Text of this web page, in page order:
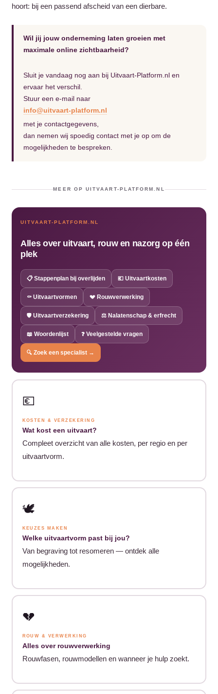
hoort: bij een passend afscheid van een dierbare.
Wil jij jouw onderneming laten groeien met
maximale online zichtbaarheid?
Sluit je vandaag nog aan bij Uitvaart-Platform.nl en
ervaar het verschil.
Stuur een e-mail naar
info@uitvaart-platform.nl
met je contactgegevens,
dan nemen wij spoedig contact met je op om de
mogelijkheden te bespreken.
MEER OP UITVAART-PLATFORM.NL
UITVAART-PLATFORM.NL
Alles over uitvaart, rouw en nazorg op één
plek
📋 Stappenplan bij overlijden 💶 Uitvaartkosten
⚰️ Uitvaartvormen 💔 Rouwverwerking
🛡️ Uitvaartverzekering ⚖️ Nalatenschap & erfrecht
📖 Woordenlijst ❓ Veelgestelde vragen
🔍 Zoek een specialist →
💶
KOSTEN & VERZEKERING
Wat kost een uitvaart?
Compleet overzicht van alle kosten, per regio en per
uitvaartvorm.
🕊️
KEUZES MAKEN
Welke uitvaartvorm past bij jou?
Van begraving tot resomeren — ontdek alle
mogelijkheden.
💔
ROUW & VERWERKING
Alles over rouwverwerking
Rouwfasen, rouwmodellen en wanneer je hulp zoekt.